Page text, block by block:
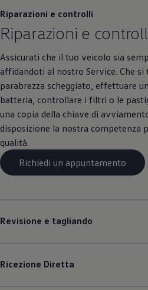
Riparazioni e controlli
Riparazioni e
Assicurati che il tuo veicolo sia
affidandoti al nostro Service. Che
parabrezza scheggiato, effettuare
batteria, controllare i filtri o le
una copia della chiave di
disposizione la nostra competenza
qualità.
Richiedi un appuntamento
Revisione e tagliando
Ricezione Diretta